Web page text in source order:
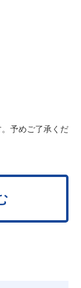
予めご了承くだ